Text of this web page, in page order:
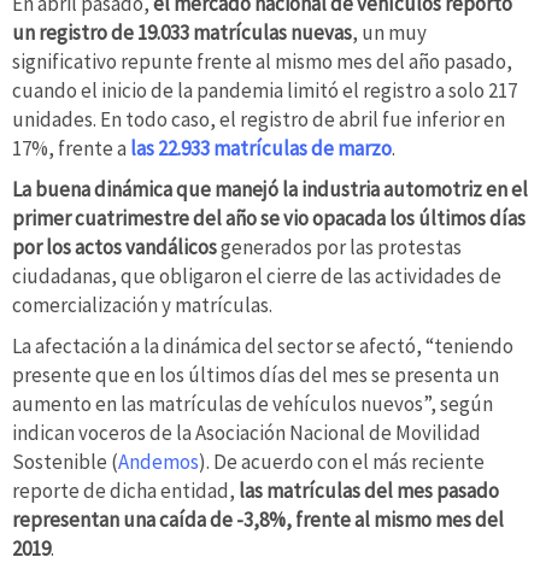
un registro de 19.033 matrículas nuevas, un muy
significativo repunte frente al mismo mes del año pasado,
cuando el inicio de la pandemia limitó el registro a solo 217
unidades. En todo caso, el registro de abril fue inferior en
17%, frente a las 22.933 matrículas de marzo.
La buena dinámica que manejó la industria automotriz en el
primer cuatrimestre del año se vio opacada los últimos días
por los actos vandálicosgenerados por las protestas
ciudadanas, que obligaron el cierre de las actividades de
comercialización y matrículas.
La afectación a la dinámica del sector se afectó, “teniendo
presente que en los últimos días del mes se presenta un
aumento en las matrículas de vehículos nuevos”, según
indican voceros de la Asociación Nacional de Movilidad
Sostenible (Andemos). De acuerdo con el más reciente
reporte de dicha entidad, las matrículas del mes pasado
representan una caída de -3,8%, frente al mismo mes del
2019.